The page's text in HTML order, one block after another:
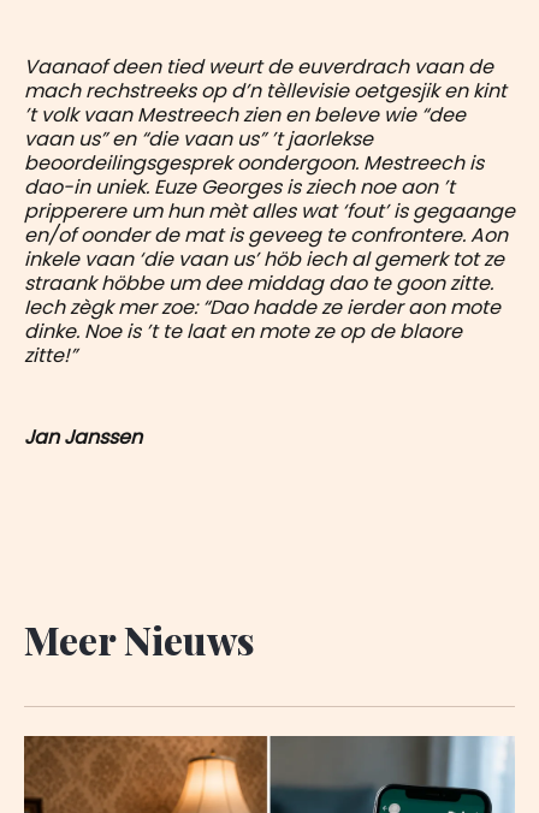
Vaanaof deen tied weurt de euverdrach vaan de
mach rechstreeks op d’n tèllevisie oetgesjik en kint
’t volk vaan Mestreech zien en beleve wie “dee
vaan us” en “die vaan us” ’t jaorlekse
beoordeilingsgesprek oondergoon. Mestreech is
dao-in uniek. Euze Georges is ziech noe aon ’t
pripperere um hun mèt alles wat ‘fout’ is gegaange
en/of oonder de mat is geveeg te confrontere. Aon
inkele vaan ‘die vaan us’ höb iech al gemerk tot ze
straank höbbe um dee middag dao te goon zitte.
Iech zègk mer zoe: “Dao hadde ze ierder aon mote
dinke. Noe is ’t te laat en mote ze op de blaore
zitte!”
Jan Janssen
Meer Nieuws